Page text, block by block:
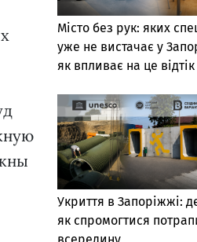
Місто без рук: яких
уже не вистачає у
як впливає на це
Укриття в Запоріжжі:
як спромогтися